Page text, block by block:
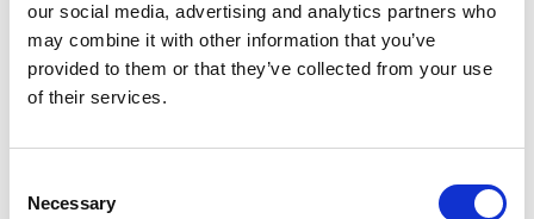
our social media, advertising and analytics partners who
may combine it with other information that you’ve
provided to them or that they’ve collected from your use
of their services.
Selection
Necessary
152,46 DKK
Læg i kurv